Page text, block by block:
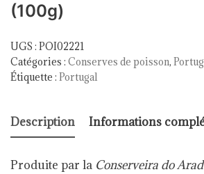
(100g)
UGS : POI02221
Catégories : Conserves de poisson,
Étiquette : Portugal
Description Informations
Produite par la Conserveira do